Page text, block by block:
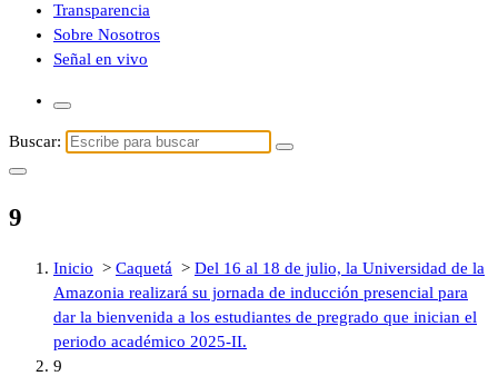
Transparencia
Sobre Nosotros
Señal en vivo
Buscar:
9
Inicio > Caquetá > Del 16 al 18 de julio, la Universidad de la
Amazonia realizará su jornada de inducción presencial para
dar la bienvenida a los estudiantes de pregrado que inician el
periodo académico 2025-II.
9